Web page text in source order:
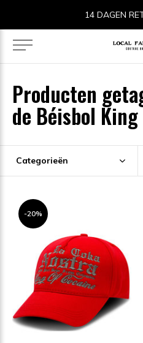
14 DAGEN
Producten
de Béisbol
Categorieën
-20%